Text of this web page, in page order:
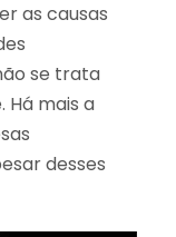
as causas
se trata
Há mais a
desses